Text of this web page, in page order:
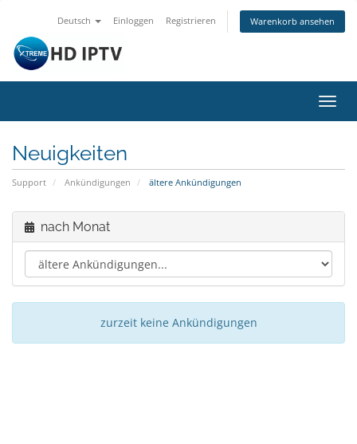
Deutsch Einloggen Registrieren Warenkorb ansehen
ein-/
Neuigkeiten
Support Ankündigungen ältere Ankündigungen
nach Monat
zurzeit keine Ankündigungen